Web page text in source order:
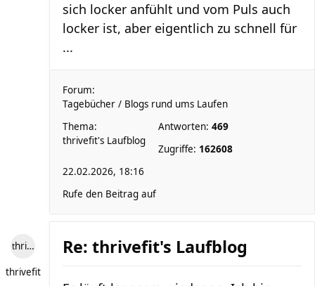
sich locker anfühlt und vom Puls auch
locker ist, aber eigentlich zu schnell für
...
Forum:
Tagebücher / Blogs rund ums Laufen
Thema:
thrivefit's Laufblog
Antworten: 469
Zugriffe: 162608
22.02.2026, 18:16
Rufe den Beitrag auf
thrivefit
thrivefit
Re: thrivefit's Laufblog